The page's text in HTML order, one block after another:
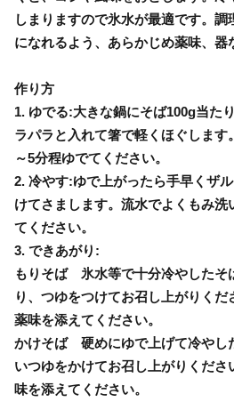
しまりますので氷水が最適です。調
になれるよう、あらかじめ薬味、器
作り方
1. ゆでる:大きな鍋にそば100g当た
ラパラと入れて箸で軽くほぐします
～5分程ゆでてください。
2. 冷やす:ゆで上がったら手早くザ
けてさまします。流水でよくもみ洗
てください。
3. できあがり:
もりそば 氷水等で十分冷やしたそ
り、つゆをつけてお召し上がりく
薬味を添えてください。
かけそば 硬めにゆで上げて冷やし
いつゆをかけてお召し上がりくださ
味を添えてください。